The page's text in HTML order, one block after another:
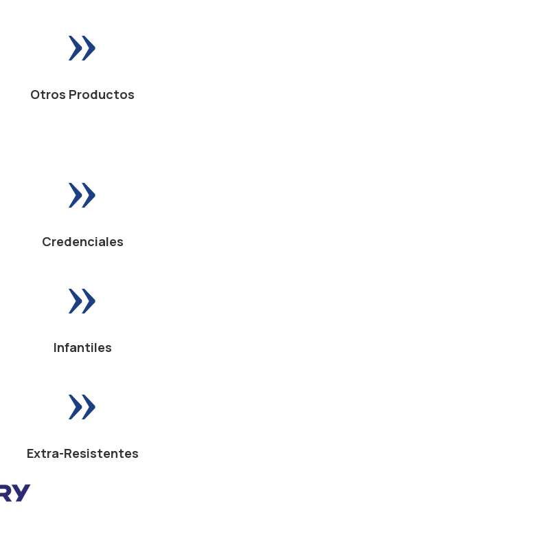
»
Otros Productos
»
Credenciales
»
Infantiles
»
Extra-Resistentes